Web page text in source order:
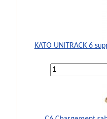
KATO UNITRACK 6